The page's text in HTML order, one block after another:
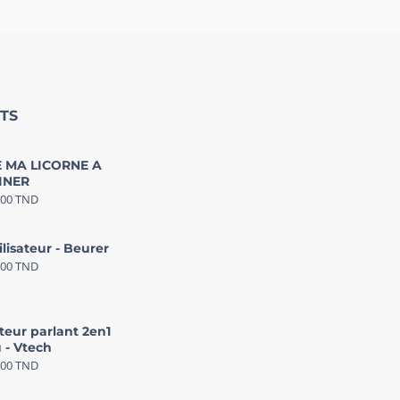
MA LICORNE A
TND
- Beurer
TND
parlant 2en1
- Vtech
TND